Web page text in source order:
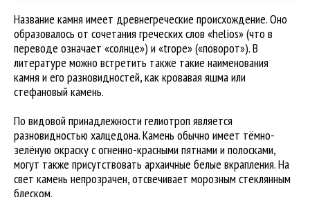
Название камня имеет древнегреческие происхождение. Оно
образовалось от сочетания греческих слов «helios» (что в
переводе означает «солнце») и «trope» («поворот»). В
литературе можно встретить также такие наименования
камня и его разновидностей, как кровавая яшма или
стефановый камень.
По видовой принадлежности гелиотроп является
разновидностью халцедона. Камень обычно имеет тёмно-
зелёную окраску с огненно-красными пятнами и полосками,
могут также присутствовать архаичные белые вкрапления. На
свет камень непрозрачен, отсвечивает морозным стеклянным
блеском.